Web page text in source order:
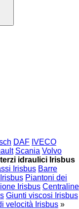
DAF IVECO
Scania Volvo
idraulici Irisbus
Irisbus Barre
Piantoni dei
Irisbus Centraline
Giunti viscosi Irisbus
velocità Irisbus »